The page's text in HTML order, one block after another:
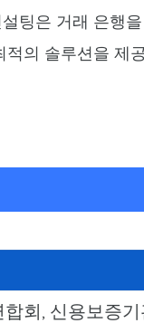
팅은 거래 은행
의 솔루션을 제
회, 신용보증